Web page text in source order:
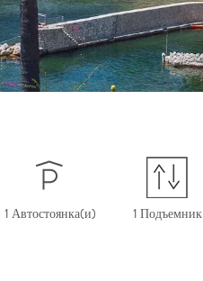
1 Автостоянка(и) 1 Подъемник